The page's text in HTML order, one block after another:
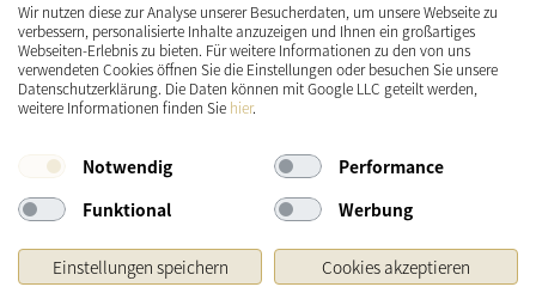
VERSAND SOCIAL MEDIA
Wir nutzen diese zur Analyse unserer Besucherdaten, um unsere Webseite zu
verbessern, personalisierte Inhalte anzuzeigen und Ihnen ein großartiges
Webseiten-Erlebnis zu bieten. Für weitere Informationen zu den von uns
verwendeten Cookies öffnen Sie die Einstellungen oder besuchen Sie unsere
Datenschutzerklärung. Die Daten können mit Google LLC geteilt werden,
weitere Informationen finden Sie hier.
Notwendig
Performance
Funktional
Werbung
Einstellungen speichern Cookies akzeptieren